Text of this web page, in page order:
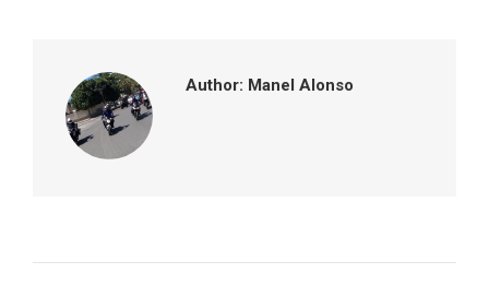
Author: Manel Alonso